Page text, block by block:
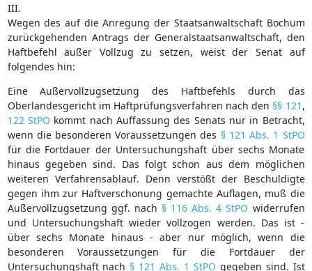
III.
Wegen des auf die Anregung der Staatsanwaltschaft Bochum
zurückgehenden Antrags der Generalstaatsanwaltschaft, den
Haftbefehl außer Vollzug zu setzen, weist der Senat auf
folgendes hin:
Eine Außervollzugsetzung des Haftbefehls durch das
Oberlandesgericht im Haftprüfungsverfahren nach den §§ 121 ,
122 StPO kommt nach Auffassung des Senats nur in Betracht,
wenn die besonderen Voraussetzungen des § 121 Abs. 1 StPO
für die Fortdauer der Untersuchungshaft über sechs Monate
hinaus gegeben sind. Das folgt schon aus dem möglichen
weiteren Verfahrensablauf. Denn verstößt der Beschuldigte
gegen ihm zur Haftverschonung gemachte Auflagen, muß die
Außervollzugsetzung ggf. nach § 116 Abs. 4 StPO widerrufen
und Untersuchungshaft wieder vollzogen werden. Das ist -
über sechs Monate hinaus - aber nur möglich, wenn die
besonderen Voraussetzungen für die Fortdauer der
Untersuchungshaft nach § 121 Abs. 1 StPO gegeben sind. Ist